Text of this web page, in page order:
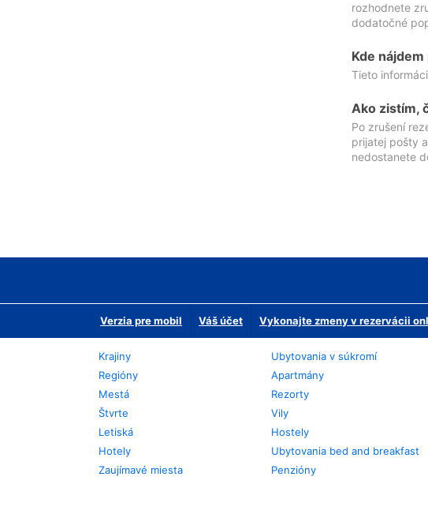
rozhodnete
dodatočné
Kde
Tieto
Ako zistím,
Po zrušení
prijatej pošty
nedostanete
Verzia pre mobil Váš účet Vykonajte zmeny v rezervácii
Krajiny
Regióny
Mestá
Štvrte
Letiská
Hotely
Zaujímavé miesta
Ubytovania v súkromí
Apartmány
Rezorty
Vily
Hostely
Ubytovania bed and breakfast
Penzióny